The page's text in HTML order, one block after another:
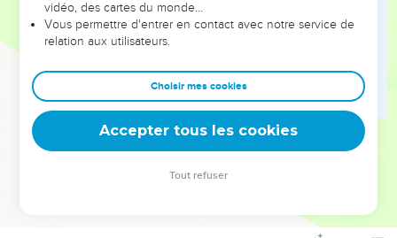
lesquelles on t’attachera afin que tu ne puisses pas aller au
milieu d'eux.
26
ne puisses pas leur adresser de reproches, car c'est une
communauté de rebelles.
Cependant, quand je te parlerai, j'ouvrirai ta bouche pour
que tu leur dises : ‘Voici ce que dit le Seigneur,
l'Eternel.’Que celui qui voudra écouter écoute, et que celui
vidéo, des cartes du monde…
Vous permettre d'entrer en contact avec notre service de
relation aux utilisateurs.
Choisir mes cookies
Accepter tous les cookies
Tout refuser